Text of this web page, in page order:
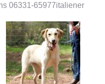
06331-65977italiener